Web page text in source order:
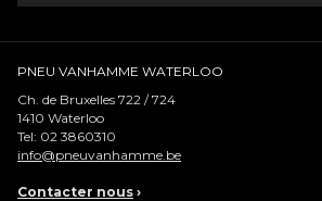
PNEU VANHAMME WATERLOO
Ch. de Bruxelles 722 / 724
1410 Waterloo
Tel: 02 3860310
info@pneuvanhamme.be
Contacter nous ›